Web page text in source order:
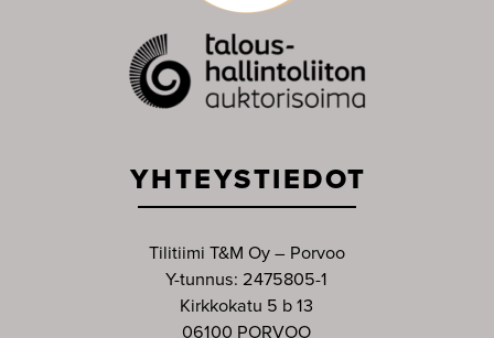
YHTEYSTIEDOT
Tilitiimi T&M Oy – Porvoo
Y-tunnus: 2475805-1
Kirkkokatu 5 b 13
06100 PORVOO